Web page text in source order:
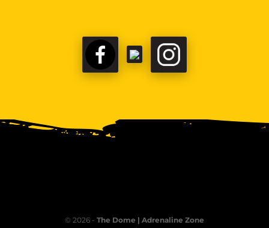
© 2026 - The Dome | Adrenaline Zone